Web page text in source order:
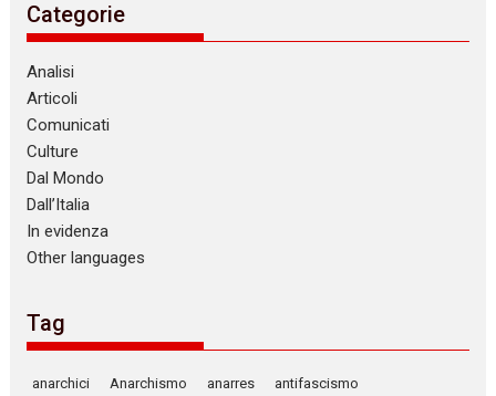
Categorie
Analisi
Articoli
Comunicati
Culture
Dal Mondo
Dall’Italia
In evidenza
Other languages
Tag
anarchici Anarchismo anarres antifascismo